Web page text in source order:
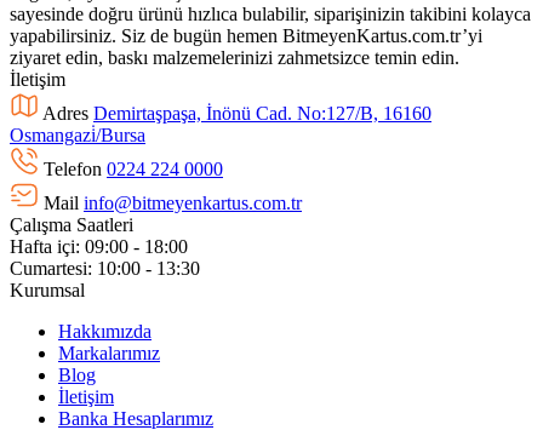
sayesinde doğru ürünü hızlıca bulabilir, siparişinizin takibini kolayca
yapabilirsiniz. Siz de bugün hemen BitmeyenKartus.com.tr’yi
ziyaret edin, baskı malzemelerinizi zahmetsizce temin edin.
İletişim
Adres Demirtaşpaşa, İnönü Cad. No:127/B, 16160
Osmangazi̇/Bursa
Telefon 0224 224 0000
Mail info@bitmeyenkartus.com.tr
Çalışma Saatleri
Hafta içi: 09:00 - 18:00
Cumartesi: 10:00 - 13:30
Kurumsal
Hakkımızda
Markalarımız
Blog
İletişim
Banka Hesaplarımız